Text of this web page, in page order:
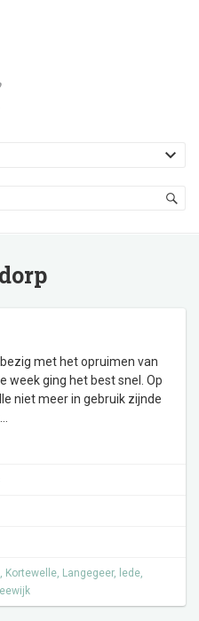
met het opruimen van
week ging het best snel. Op
niet meer in gebruik zijnde
, Kortewelle, Langegeer, lede,